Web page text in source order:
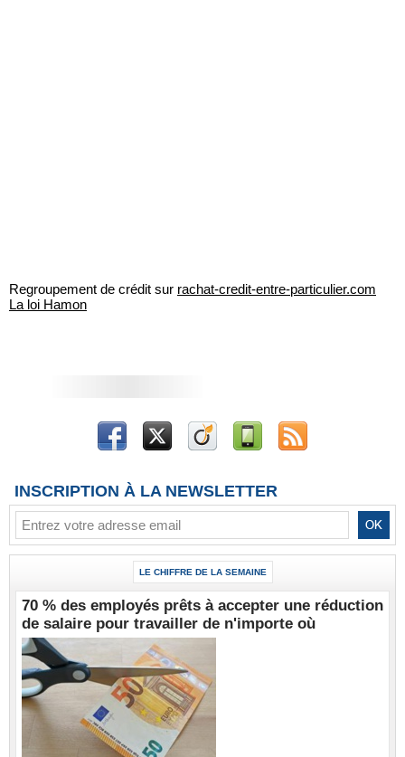
Regroupement de crédit sur rachat-credit-entre-particulier.com
La loi Hamon
INSCRIPTION À LA NEWSLETTER
LE CHIFFRE DE LA SEMAINE
70 % des employés prêts à accepter une réduction
de salaire pour travailler de n'importe où